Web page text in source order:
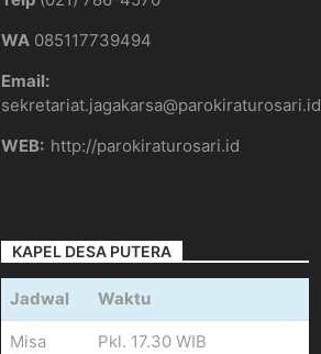
WA 085117739494
Email:
sekretariat.jagakarsa@parokiraturosari.id
WEB: http://parokiraturosari.id
KAPEL DESA PUTERA
Jadwal Waktu
Misa
Pkl. 17.30 WIB